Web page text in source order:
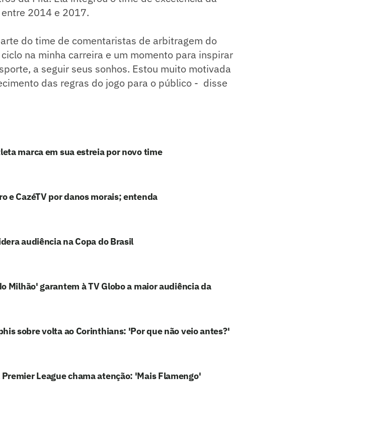
2014 e 2017.
do time de comentaristas de arbitragem do
na minha carreira e um momento para inspirar
a seguir seus sonhos. Estou muito motivada
das regras do jogo para o público - disse
marca em sua estreia por novo time
e CazéTV por danos morais; entenda
audiência na Copa do Brasil
Milhão' garantem à TV Globo a maior audiência da
sobre volta ao Corinthians: 'Por que não veio antes?'
League chama atenção: 'Mais Flamengo'